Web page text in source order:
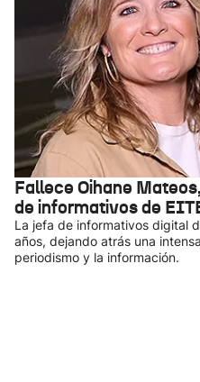
Fallece Oihane
de informativos de
La jefa de informativos digital
años, dejando atrás una
periodismo y la información.